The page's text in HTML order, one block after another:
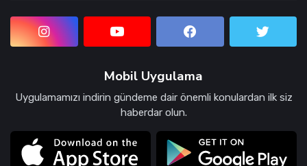
Mobil Uygulama
Uygulamamızı indirin gündeme dair önemli konulardan ilk siz
haberdar olun.